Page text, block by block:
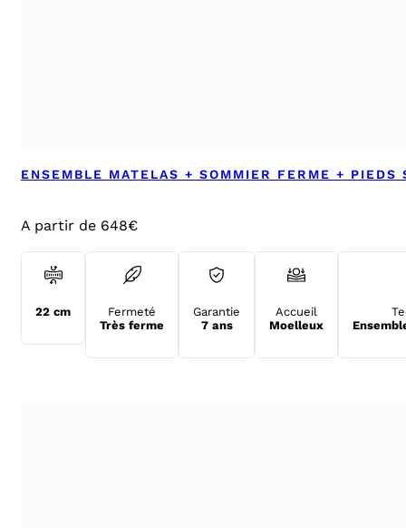
ENSEMBLE MATELAS + SOMMIER FERME + PIEDS
A partir de 648€
22 cm
Fermeté
Très ferme
Garantie
7 ans
Accueil
Moelleux